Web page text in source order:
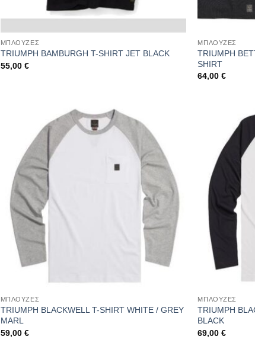
ΜΠΛΟΥΖΕΣ
TRIUMPH BAMBURGH T-SHIRT JET BLACK
55,00 €
ΜΠΛΟΥΖΕΣ
TRIUMPH
SHIRT
64,00€
ΜΠΛΟΥΖΕΣ
TRIUMPH BLACKWELL T-SHIRT WHITE / GREY
MARL
59,00 €
ΜΠΛΟΥΖΕΣ
TRIUMPH
BLACK
69,00€